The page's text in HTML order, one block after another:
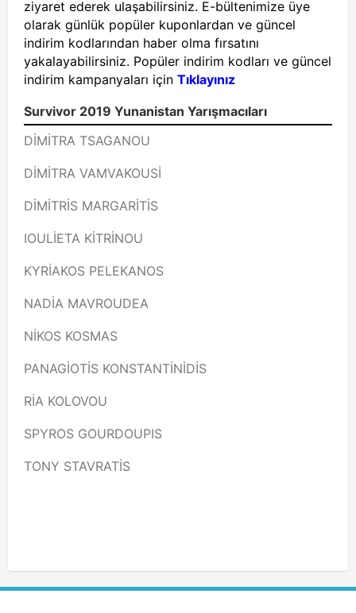
ziyaret ederek ulaşabilirsiniz. E-bültenimize üye
olarak günlük popüler kuponlardan ve güncel
indirim kodlarından haber olma fırsatını
yakalayabilirsiniz. Popüler indirim kodları ve güncel
indirim kampanyaları için Tıklayınız
Survivor 2019 Yunanistan Yarışmacıları
DİMİTRA TSAGANOU
DİMİTRA VAMVAKOUSİ
DİMİTRİS MARGARİTİS
IOULİETA KİTRİNOU
KYRİAKOS PELEKANOS
NADİA MAVROUDEA
NİKOS KOSMAS
PANAGİOTİS KONSTANTİNİDİS
RİA KOLOVOU
SPYROS GOURDOUPIS
TONY STAVRATİS